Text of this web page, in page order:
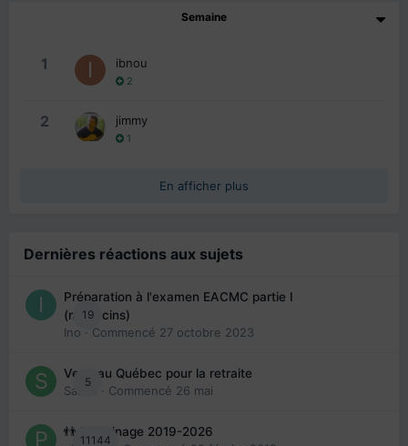
Semaine
1 ibnou
2
2 jimmy
1
En afficher plus
Dernières réactions aux sujets
19
Préparation à l'examen EACMC partie I
(médecins)
Ino · Commencé 27 octobre 2023
5
Venir au Québec pour la retraite
Sab74
· Commencé 26 mai
11144
👬 Parrainage 2019-2026